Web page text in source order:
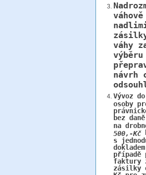
váhově
váhy
návrh
Vývoz
osoby
bez
na
500,-Kč
s
případě
faktury
zásilky